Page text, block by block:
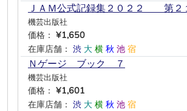
ＪＡＭ公式記録集２０２２ 第２
機芸出版社
価格： ¥1,650
在庫店舗： 渋 大 横 秋 池 宿
Ｎゲージ ブック ７
機芸出版社
価格： ¥1,601
在庫店舗： 渋 大 横 秋 池 宿